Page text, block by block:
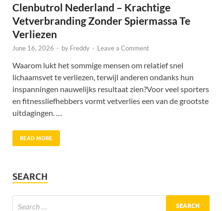
Clenbutrol Nederland – Krachtige
Vetverbranding Zonder Spiermassa Te
Verliezen
June 16, 2026 - by Freddy - Leave a Comment
Waarom lukt het sommige mensen om relatief snel
lichaamsvet te verliezen, terwijl anderen ondanks hun
inspanningen nauwelijks resultaat zien?Voor veel sporters
en fitnessliefhebbers vormt vetverlies een van de grootste
uitdagingen. …
READ MORE
SEARCH